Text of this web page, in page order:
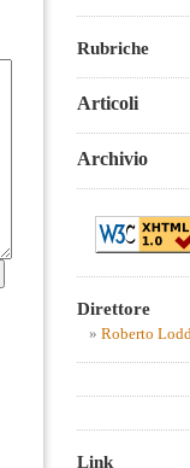
Rubriche
Articoli
Archivio
Direttore
Roberto
Link